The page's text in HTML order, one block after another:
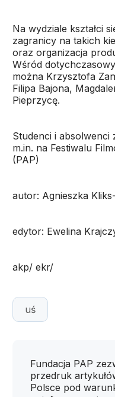
Na wydziale kształci
zagranicy na takich
oraz organizacja
Wśród
można Krzysztofa
Filipa Bajona,
Pieprzycę.
Studenci i
m.in. na Festiwalu
(PAP)
autor: Agnieszka
edytor: Ewelina
akp/ ekr/
uś
Fundacja PAP
przedruk
Polsce pod